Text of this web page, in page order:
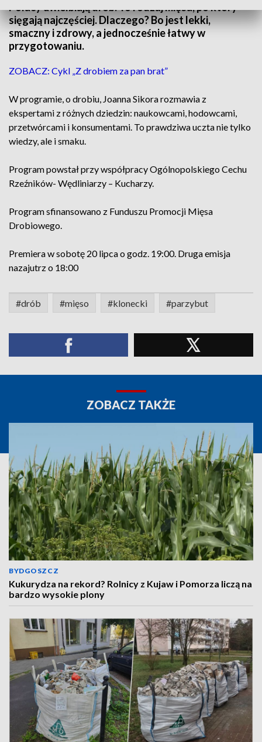
Polacy uwielbiają drób. To rodzaj mięsa, po który
sięgają najczęściej. Dlaczego? Bo jest lekki,
smaczny i zdrowy, a jednocześnie łatwy w
przygotowaniu.
ZOBACZ: Cykl „Z drobiem za pan brat”
W programie, o drobiu, Joanna Sikora rozmawia z
ekspertami z różnych dziedzin: naukowcami, hodowcami,
przetwórcami i konsumentami. To prawdziwa uczta nie tylko
wiedzy, ale i smaku.
Program powstał przy współpracy Ogólnopolskiego Cechu
Rzeźników- Wędliniarzy – Kucharzy.
Program sfinansowano z Funduszu Promocji Mięsa
Drobiowego.
Premiera w sobotę 20 lipca o godz. 19:00. Druga emisja
nazajutrz o 18:00
#drób #mięso #klonecki #parzybut
ZOBACZ TAKŻE
BYDGOSZCZ
Kukurydza na rekord? Rolnicy z Kujaw i Pomorza liczą na
bardzo wysokie plony